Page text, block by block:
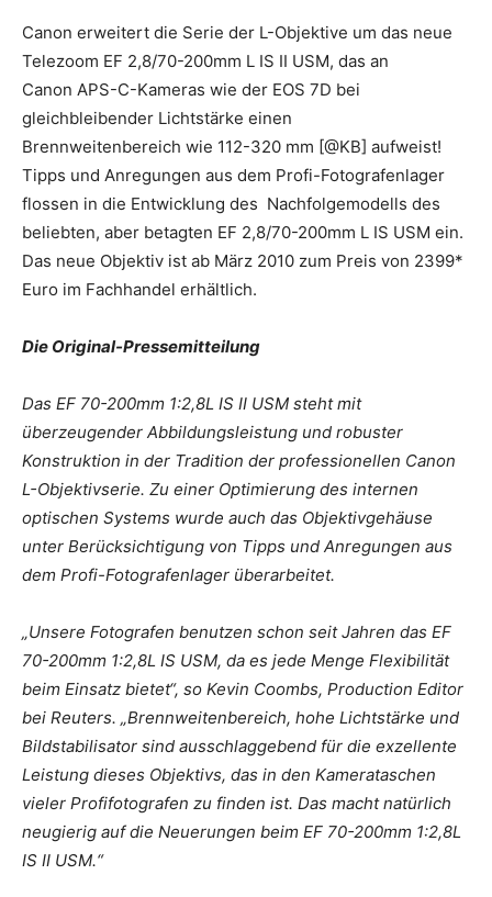
Canon erweitert die Serie der L-Objektive um das neue
Telezoom EF 2,8/70-200mm L IS II USM, das an
Canon APS-C-Kameras wie der EOS 7D bei
gleichbleibender Lichtstärke einen
Brennweitenbereich wie 112-320 mm [@KB] aufweist!
Tipps und Anregungen aus dem Profi-Fotografenlager
flossen in die Entwicklung des Nachfolgemodells des
beliebten, aber betagten EF 2,8/70-200mm L IS USM ein.
Das neue Objektiv ist ab März 2010 zum Preis von 2399*
Euro im Fachhandel erhältlich.
Die Original-Pressemitteilung
Das EF 70-200mm 1:2,8L IS II USM steht mit
überzeugender Abbildungsleistung und robuster
Konstruktion in der Tradition der professionellen Canon
L-Objektivserie. Zu einer Optimierung des internen
optischen Systems wurde auch das Objektivgehäuse
unter Berücksichtigung von Tipps und Anregungen aus
dem Profi-Fotografenlager überarbeitet.
„Unsere Fotografen benutzen schon seit Jahren das EF
70-200mm 1:2,8L IS USM, da es jede Menge Flexibilität
beim Einsatz bietet“, so Kevin Coombs, Production Editor
bei Reuters. „Brennweitenbereich, hohe Lichtstärke und
Bildstabilisator sind ausschlaggebend für die exzellente
Leistung dieses Objektivs, das in den Kamerataschen
vieler Profifotografen zu finden ist. Das macht natürlich
neugierig auf die Neuerungen beim EF 70-200mm 1:2,8L
IS II USM.“